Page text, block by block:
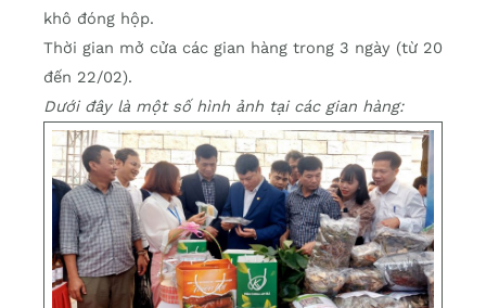
khô đóng hộp.
Thời gian mở cửa các gian hàng trong 3 ngày (từ 20
đến 22/02).
Dưới đây là một số hình ảnh tại các gian hàng: